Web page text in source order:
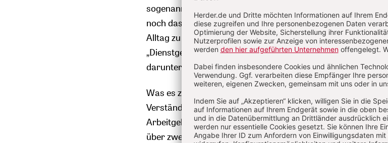
sogenannte Loyalitätsverpflichtungen für
noch das an Nebelkerzenwerfen erinnernde
Alltag zu leeren Worthülsen verkommenen Schlagwörtern
„Dienstgemeinschaft“ oder „Lebenszeugnis“ – egal was
darunter verstanden werden soll.
Was es zuallererst braucht, ist der zugegebenermaßen eher
Verständigungsprozess zumindest der unmittelbar
Arbeitgeber und Arbeitnehmer sowohl jeweils
über zwei wesentliche Fragen. Erstens: Warum und wozu